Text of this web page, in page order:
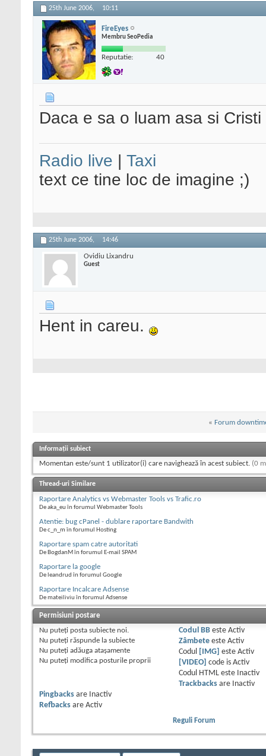
25th June 2006, 10:11
FireEyes
Membru SeoPedia
Reputatie: 40
Daca e sa o luam asa si
Radio live
Taxi
text ce tine loc de imagine ;)
25th June 2006, 14:46
Ovidiu Lixandru
Guest
Hent in careu.
« Forum
Informații subiect
Momentan este/sunt 1 utilizator(i) care navighează în acest subiect. (0
Thread-uri Similare
Raportare Analytics vs Webmaster Tools vs Trafic.ro
De aka_eu în forumul Webmaster Tools
Atentie: bug cPanel - dublare raportare Bandwith
De c_n_m în forumul Hosting
Raportare spam catre autoritati
De BogdanM în forumul E-mail SPAM
Raportare la google
De leandrud în forumul Google
Raportare Incalcare Adsense
De mateiliviu în forumul Adsense
Permisiuni postare
Nu puteţi posta subiecte noi.
Nu puteţi răspunde la subiecte
Nu puteţi adăuga ataşamente
Nu puteţi modifica posturile proprii
Codul BBeste Activ
Zâmbeteeste Activ
Codul
[IMG] este Activ
[VIDEO] code is Activ
Codul HTML este
Inactiv
Trackbacksare
Inactiv
Pingbacks are
Inactiv
Refbacks are Activ
Reguli Forum